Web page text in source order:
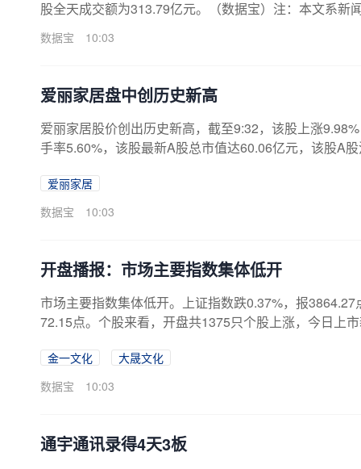
股全天成交额为313.79亿元。（数据宝）注：本文系
数据宝 10:03
爱丽家居盘中创历史新高
爱丽家居股价创出历史新高，截至9:32，该股上涨
手率5.60%，该股最新A股总市值达60.06亿元，该股A
等，涨幅分别为9.98%、4.76%、3.90%。股价下跌的
别为3.31%、2.81%、2.50%。公司发布的一季报数据
爱丽家居
数据宝
10:03
开盘播报：市场主要指数集体低开
市场主要指数集体低开。上证指数跌0.37%，报
72.15点。个股来看，开盘共1375只个股上涨，今日上
C嘉立创、汉鑫科技等。从股价连续性进行统计，昨日
等5只，今日低开的有天下秀、万集科技、新开普等，
金一文化
大晟文化
数据宝
10:03
通宇通讯录得4天3板